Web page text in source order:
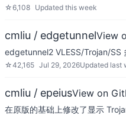
☆6,108 Updated this week
cmliu / edgetunnelView
edgetunnel2 VLESS/Trojan/SS
☆42,165 Jul 29, 2026Updated last
cmliu / epeiusView on
在原版的基础上修改了显示